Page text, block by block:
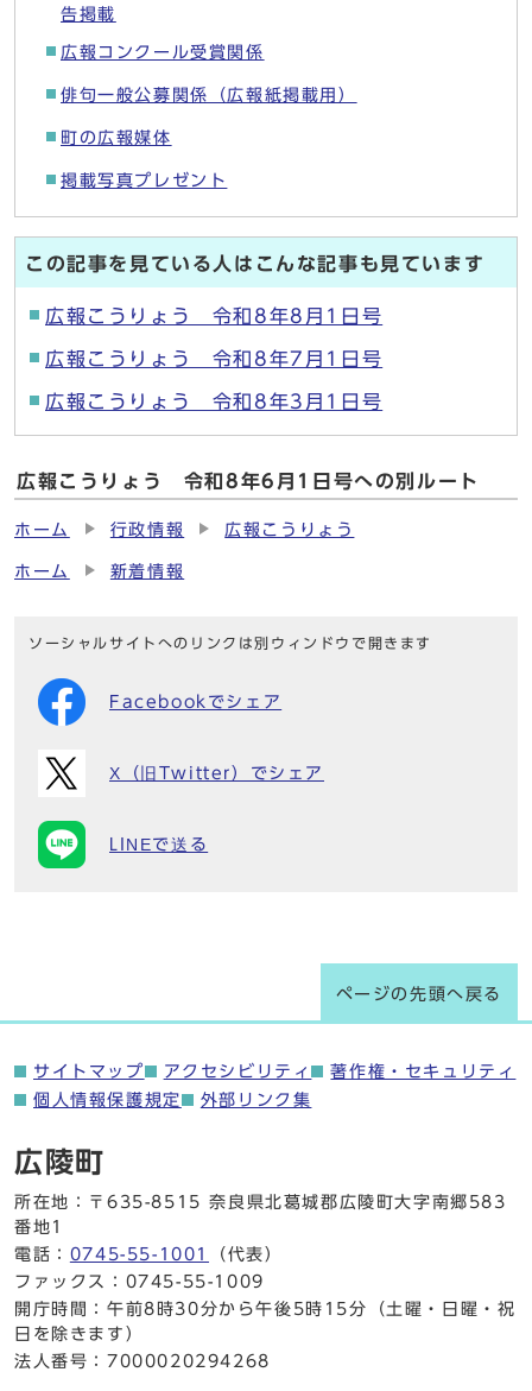
告掲載
広報コンクール受賞関係
俳句一般公募関係（広報紙掲載用）
町の広報媒体
掲載写真プレゼント
この記事を見ている人はこんな記事も見ています
広報こうりょう 令和8年8月1日号
広報こうりょう 令和8年7月1日号
広報こうりょう 令和8年3月1日号
広報こうりょう 令和8年6月1日号への別ルート
ホーム 行政情報 広報こうりょう
ホーム 新着情報
ソーシャルサイトへのリンクは別ウィンドウで開きます
Facebookでシェア
X（旧Twitter）でシェア
LINEで送る
ページの先頭へ戻る
サイトマップ アクセシビリティ
著作権・セキュリティ
個人情報保護規定
外部リンク集
広陵町
所在地：〒635-8515 奈良県北葛城郡広陵町大字南郷583
番地1
電話： 0745-55-1001
（代表）
ファックス：0745-55-1009
開庁時間：午前8時30分から午後5時15分（土曜・日曜・祝
日を除きます）
法人番号：7000020294268